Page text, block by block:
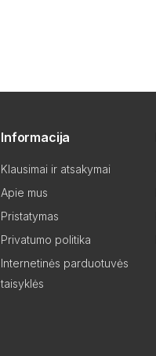
Informacija
Klausimai ir atsakymai
Apie mus
Pristatymas
Privatumo politika
Internetinės parduotuvės
taisyklės